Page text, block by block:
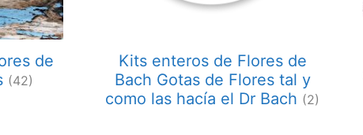
de
(42)
Kits enteros de Flores de
Bach Gotas de Flores tal y
como las hacía el Dr Bach (2)